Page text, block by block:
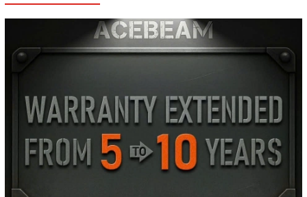
1. Đèn pin chống cháy nổ là gì?
Đèn pin chống cháy nổ là thiết bị chiếu sáng chuyên dụng,
được thiết kế đặc biệt để đảm bảo an toàn khi sử dụng trong các
chống va đập và công nghệ cách điện, đèn pin này giúp loại bỏ
nguy cơ tạo tia lửa điện – nguyên nhân gây cháy nổ thường gặp.
1.1 Cấu tạo và đặc điểm nổi bật
Vật liệu chế tạo:Hợp kim nhôm hoặc thép không gỉ, phủ